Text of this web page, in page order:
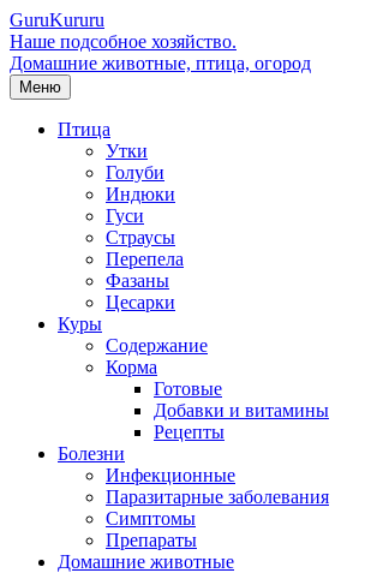
GuruKururu
Наше подсобное хозяйство.
Домашние животные, птица, огород
Меню
Птица
Утки
Голуби
Индюки
Гуси
Страусы
Перепела
Фазаны
Цесарки
Куры
Содержание
Корма
Готовые
Добавки и витамины
Рецепты
Болезни
Инфекционные
Паразитарные заболевания
Симптомы
Препараты
Домашние животные